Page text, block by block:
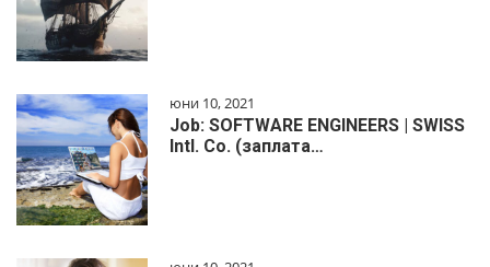
юни 10, 2021
Job: SOFTWARE ENGINEERS | SWISS
Intl. Co. (заплата…